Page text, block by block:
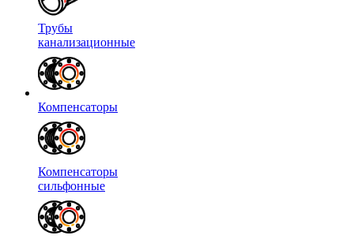
Трубы
канализационные
Компенсаторы
Компенсаторы
сильфонные